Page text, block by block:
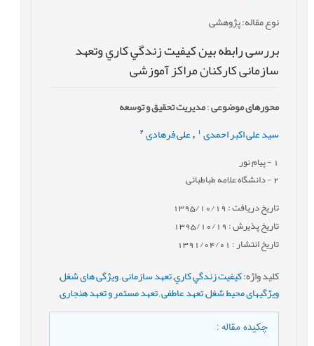
نوع مقاله: پژوهشی
بررسی رابطه بين كيفيت زندگي كاري وتعهد
سازمانی کارکنان مراکز آموزشی
محورهای موضوعی:مدیریت تحقیق و توسعه
سید علی اکبر احمدی , علی فرهادی 2
- پیام نور
2- دانشگاه علامه طباطبائی
تاریخ دریافت : 1395/10/19
تاریخ پذیرش : 1395/10/19
تاریخ انتشار : 1391/04/01
کلید واژه:كيفيت زندگي كاري,تعهد سازمانی,ويژگی های شغل,
ويژگيهای محيط شغل,تعهد عاطفی,تعهد مستمر و تعهد هنجاری,
چکیده مقاله: